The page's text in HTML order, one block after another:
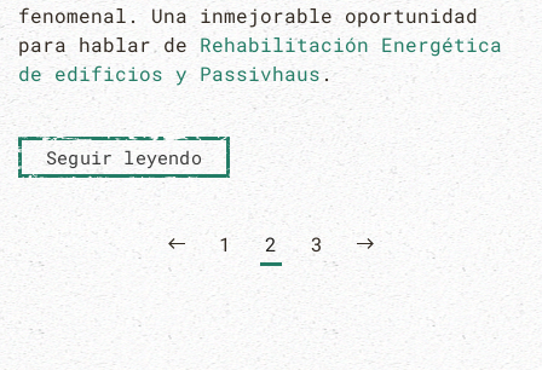
fenomenal. Una inmejorable oportunidad
para hablar de Rehabilitación Energética
de edificios y Passivhaus .
Seguir leyendo
1 2 3